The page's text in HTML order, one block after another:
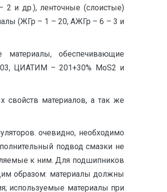
и др.), ленточные (слоистые)
(ЖГр – 1 – 20, АЖГр – 6 – 3 и
материалы, обеспечивающие
ЦИАТИМ – 201+30% МоS2 и
свойств материалов, а так же
очевидно, необходимо
подвод смазки не
к ним. Для подшипников
образом: материалы должны
используемые материалы при